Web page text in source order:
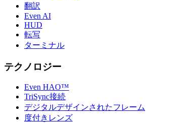
翻訳
Even AI
HUD
転写
ターミナル
テクノロジー
Even HAO™
TriSync接続
デジタルデザインされたフレーム
度付きレンズ